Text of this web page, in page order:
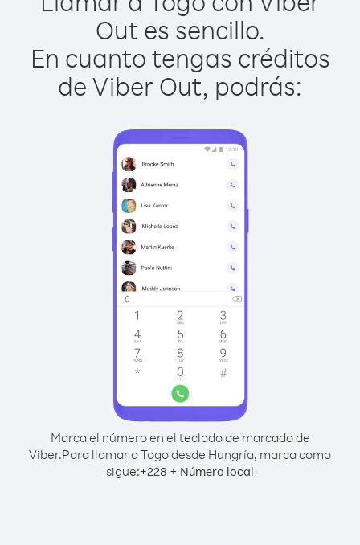
Out es sencillo.
En cuanto tengas créditos
de Viber Out, podrás:
Marca el número en el teclado de marcado de
Viber.Para llamar a Togo desde Hungría, marca como
sigue:+228 + Número local